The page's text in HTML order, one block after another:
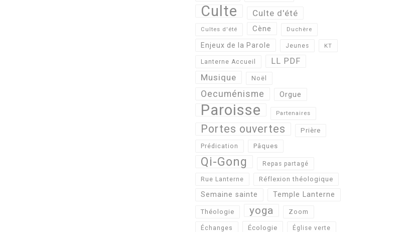
Culte Culte d'été
Cultes d'été Cène Duchère
Enjeux de la Parole Jeunes KT
Lanterne Accueil LL PDF
Musique Noël
Oecuménisme Orgue
Paroisse Partenaires
Portes ouvertes Prière
Prédication Pâques
Qi-Gong Repas partagé
Rue Lanterne Réflexion théologique
Semaine sainte Temple Lanterne
Théologie yoga Zoom
Échanges Écologie Église verte